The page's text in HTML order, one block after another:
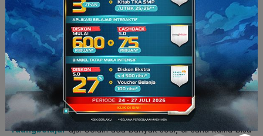
Teori ini lah yang kemudian dikembangkan menjadi berbagai
macam hal.
Gimana, sekarang udah tahu, kan, bagaimana asal-usul dan
sejarah hukum pascal. Kalau kamu ingin mempelajari rumus-
rumus hukum pascal dengan lebih detail, langsung tonton di
ruangbelajaraja. Selain ada banyak soal, di sana kamu bisa